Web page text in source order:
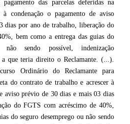
das parcelas deferidas na
condenação o pagamento de aviso
dias por ano de trabalho, liberação do
bem como a entrega das guias do
não sendo possível, indenização
a que teria direito o Reclamante. (...).
Ordinário do Reclamante para
do contrato de trabalho e acrescer à
aviso prévio de 30 dias e mais 03 dias
do FGTS com acréscimo de 40%,
do seguro desemprego ou não sendo